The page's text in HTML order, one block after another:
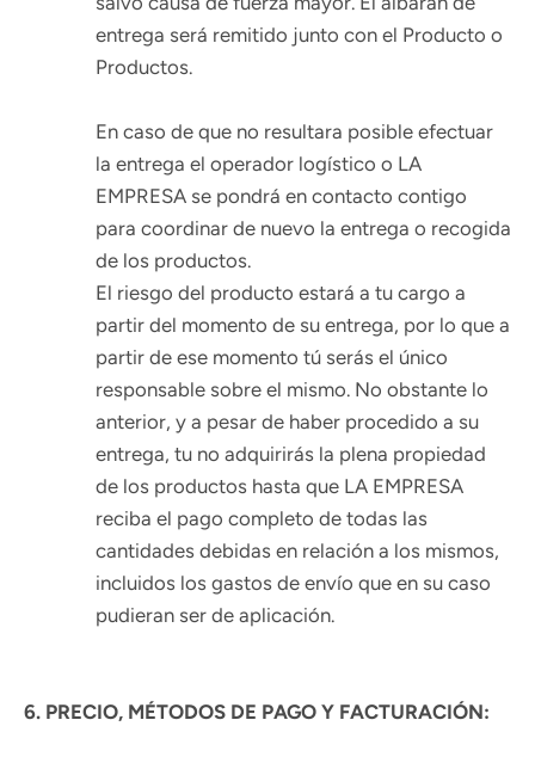
entrega será remitido junto con el Producto o
Productos.
En caso de que no resultara posible efectuar
la entrega el operador logístico o LA
EMPRESA se pondrá en contacto contigo
para coordinar de nuevo la entrega o recogida
de los productos.
El riesgo del producto estará a tu cargo a
partir del momento de su entrega, por lo que a
partir de ese momento tú serás el único
responsable sobre el mismo. No obstante lo
anterior, y a pesar de haber procedido a su
entrega, tu no adquirirás la plena propiedad
de los productos hasta que LA EMPRESA
reciba el pago completo de todas las
cantidades debidas en relación a los mismos,
incluidos los gastos de envío que en su caso
pudieran ser de aplicación.
6. PRECIO, MÉTODOS DE PAGO Y FACTURACIÓN: